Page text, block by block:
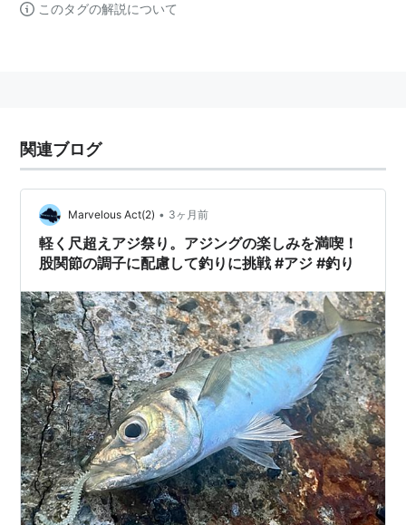
このタグの解説について
関連ブログ
Marvelous Act(2) • 3ヶ月前
軽く尺超えアジ祭り。アジングの楽しみを満喫！
股関節の調子に配慮して釣りに挑戦 #アジ #釣り